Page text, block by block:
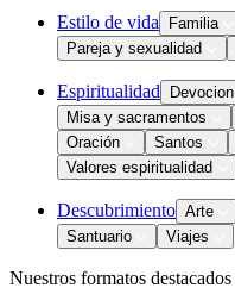
Estilo de vida Familia
Pareja y sexualidad
Espiritualidad Devocion
Misa y sacramentos
Oración
Santos
Valores espiritualidad
Descubrimiento Arte
Santuario
Viajes
Nuestros formatos destacados